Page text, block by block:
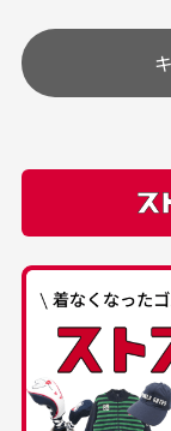
高価なブルゾ
購入できま
最高でした。
30代男
土.日.祝日
その他の
頂きます。
カートの
は自動的に
下さい。
お気に入り
付属品につい
付属品の記載
ある場合もご
経年劣化につ
当店では商
すが、経年に